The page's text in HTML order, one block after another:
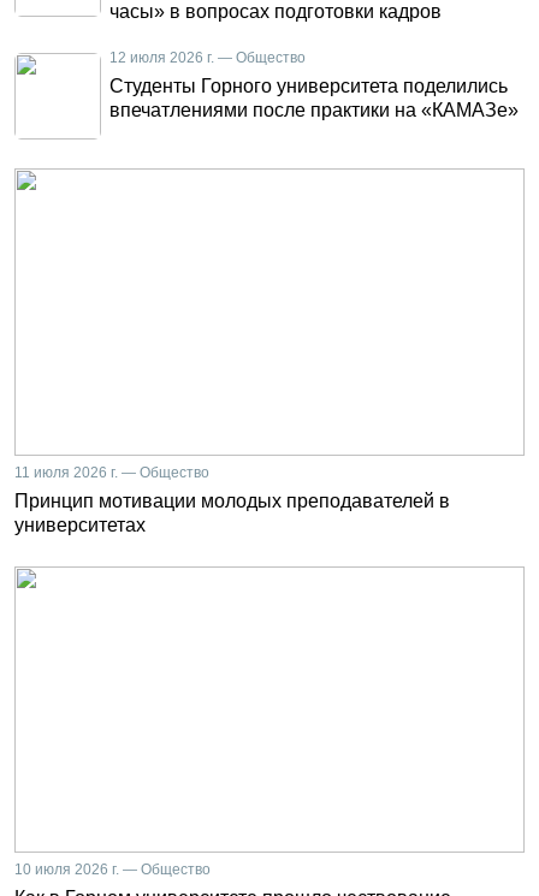
часы» в вопросах подготовки кадров
12 июля 2026 г. — Общество
Студенты Горного университета поделились
впечатлениями после практики на «КАМАЗе»
11 июля 2026 г. — Общество
Принцип мотивации молодых преподавателей в
университетах
10 июля 2026 г. — Общество